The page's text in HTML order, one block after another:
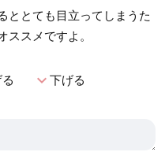
ととても目立ってしまうた
ススメですよ。
expand_more下げる